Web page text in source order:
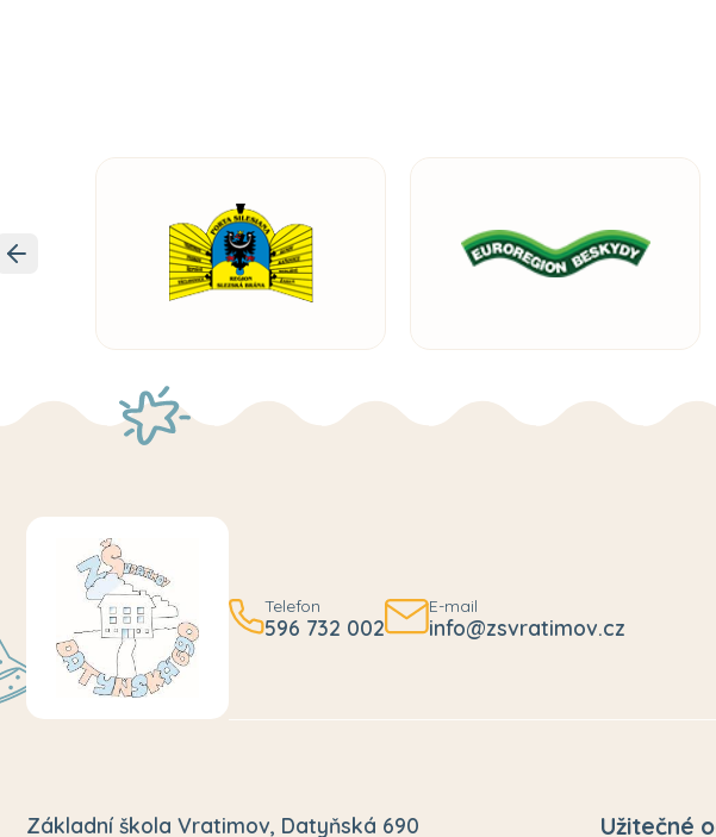
Telefon
596 732 002
E-mail
info@zsvratimov.cz
Základní škola Vratimov, Datyňská 690 Užitečné